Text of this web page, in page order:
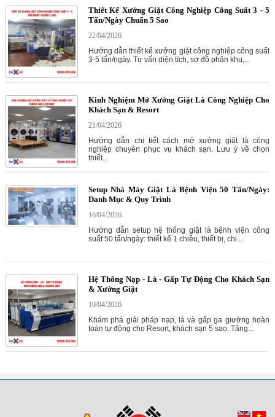
Thiết Kế Xưởng Giặt Công Nghiệp Công Suất 3 - 5
Tấn/Ngày Chuẩn 5 Sao
22/04/2026
Hướng dẫn thiết kế xưởng giặt công nghiệp công suất
3-5 tấn/ngày. Tư vấn diện tích, sơ đồ phân khu,...
Kinh Nghiệm Mở Xưởng Giặt Là Công Nghiệp Cho
Khách Sạn & Resort
21/04/2026
Hướng dẫn chi tiết cách mở xưởng giặt là công
nghiệp chuyên phục vụ khách sạn. Lưu ý về chọn
thiết...
Setup Nhà Máy Giặt Là Bệnh Viện 50 Tấn/Ngày:
Danh Mục & Quy Trình
16/04/2026
Hướng dẫn setup hệ thống giặt là bệnh viện công
suất 50 tấn/ngày: thiết kế 1 chiều, thiết bị, chi...
Hệ Thống Nạp - Là - Gấp Tự Động Cho Khách Sạn
& Xưởng Giặt
10/04/2026
Khám phá giải pháp nạp, là và gấp ga giường hoàn
toàn tự động cho Resort, khách sạn 5 sao. Tăng...